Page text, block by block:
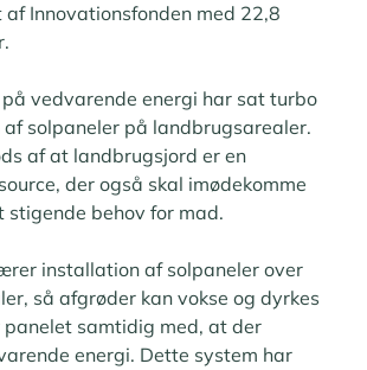
Innovationsfonden med 22,8
vedvarende energi har sat turbo
solpaneler på landbrugsarealer.
af at landbrugsjord er en
der også skal imødekomme
stigende behov for mad.
installation af solpaneler over
så afgrøder kan vokse og dyrkes
samtidig med, at der
energi. Dette system har